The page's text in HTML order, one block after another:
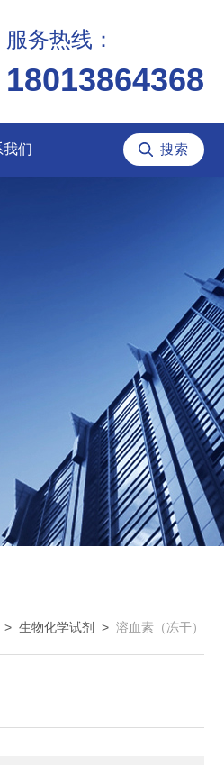
服务热线：
18013864368
我们
生物化学试剂 > 溶血素（冻干）